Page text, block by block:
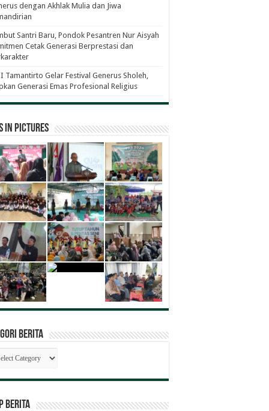
dengan Akhlak Mulia dan Jiwa
Santri Baru, Pondok Pesantren Nur Aisyah
Cetak Generasi Berprestasi dan
Tamantirto Gelar Festival Generus Sholeh,
Generasi Emas Profesional Religius
in Pictures
Berita
BERITA